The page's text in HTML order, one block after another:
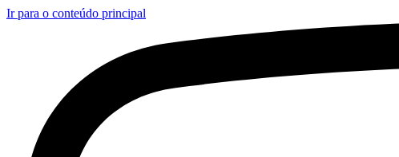
Ir para o conteúdo principal